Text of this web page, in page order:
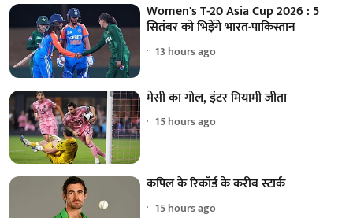
Women's T-20 Asia Cup 2026 : 5
सितंबर को भिड़ेंगे भारत-पाकिस्तान
13 hours ago
मेसी का गोल, इंटर मियामी जीता
15 hours ago
कपिल के रिकॉर्ड के करीब स्टार्क
15 hours ago